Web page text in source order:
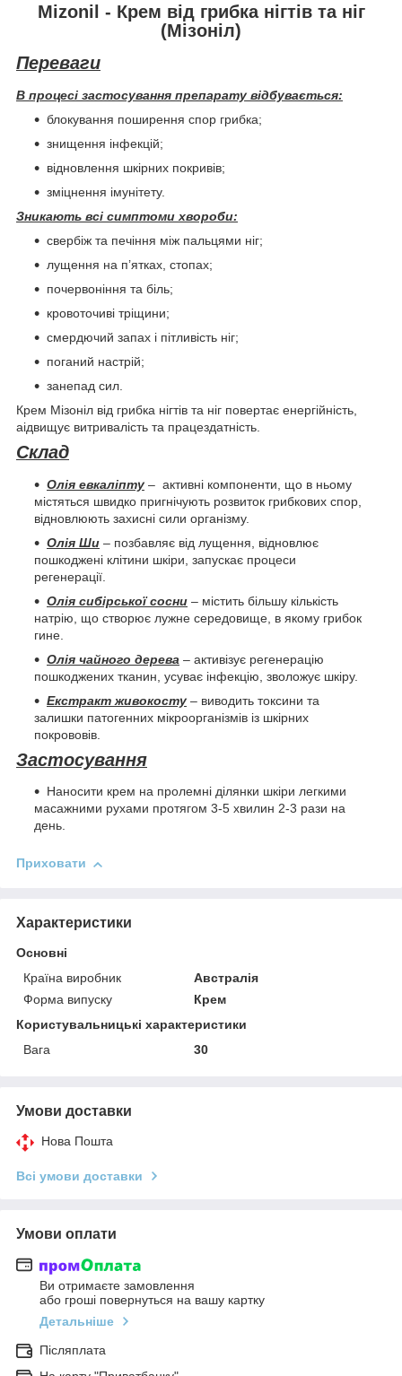
Mizonil - Крем від грибка нігтів та ніг
(Мізоніл)
Переваги
В процесі застосування препарату відбувається:
блокування поширення спор грибка;
знищення інфекцій;
відновлення шкірних покривів;
зміцнення імунітету.
Зникають всі симптоми хвороби:
свербіж та печіння між пальцями ніг;
лущення на п’ятках, стопах;
почервоніння та біль;
кровоточиві тріщини;
смердючий запах і пітливість ніг;
поганий настрій;
занепад сил.
Крем Мізоніл від грибка нігтів та ніг повертає енергійність,
аідвищує витривалість та працездатність.
Склад
Олія евкаліпту – активні компоненти, що в ньому
містяться швидко пригнічують розвиток грибкових спор,
відновлюють захисні сили організму.
Олія Ши – позбавляє від лущення, відновлює
пошкоджені клітини шкіри, запускає процеси
регенерації.
Олія сибірської сосни – містить більшу кількість
натрію, що створює лужне середовище, в якому грибок
гине.
Олія чайного дерева – активізує регенерацію
пошкоджених тканин, усуває інфекцію, зволожує шкіру.
Екстракт живокосту – виводить токсини та
залишки патогенних мікроорганізмів із шкірних
покрововів.
Застосування
Наносити крем на пролемні ділянки шкіри легкими
масажними рухами протягом 3-5 хвилин 2-3 рази на
день.
Приховати
Характеристики
Основні
Країна виробник
Австралія
Форма випуску
Крем
Користувальницькі характеристики
Вага
30
Умови доставки
Нова Пошта
Всі умови доставки
Умови оплати
Ви отримаєте замовлення
або гроші повернуться на вашу картку
Детальніше
Післяплата